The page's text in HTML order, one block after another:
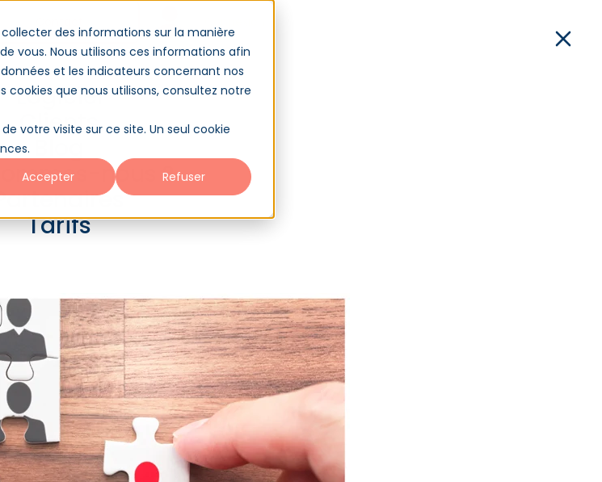
des informations sur la manière
vous. Nous utilisons ces informations afin
et les indicateurs concernant nos
cookies que nous utilisons, consultez notre
votre visite sur ce site. Un seul cookie
Accepter Refuser
Tarifs
Logiciel
Clients
nous ?
Tarifs
GPEC
en œuvre une gestion prévisionnelle des emplois et des
Définition.